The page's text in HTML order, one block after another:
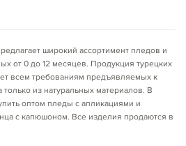
широкий ассортимент пледов и
от 0 до 12 месяцев. Продукция турецких
всем требованиям предъявляемых к
из натуральных материалов. В
оптом пледы с апликациями и
с капюшоном. Все изделия продаются в